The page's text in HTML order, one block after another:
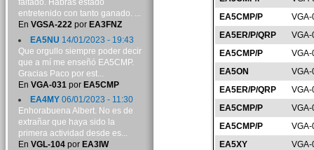
EA5CMP/P
EA5ER/P/QRP
EA5CMP/P
EA5ON
EA5ER/P/QRP
EA5CMP/P
EA5CMP/P
EA5XY
faltado. Habrás estado
entretenido con tanto ganado. ...
En VGSA-222por EA3FNZ
EA5NU 14/01/2023 - 19:43
Que orgullo siempre poder decir
que a mí me enseñó EA5CMP.
Gracias Paco por est...
En VGA-031 por EA5CMP
EA4MY06/01/2023 - 11:30
Enhorabuena Albert. No es de
extrañar que haya sido la
primera actividad desde es...
En VGL-104por EA3IW